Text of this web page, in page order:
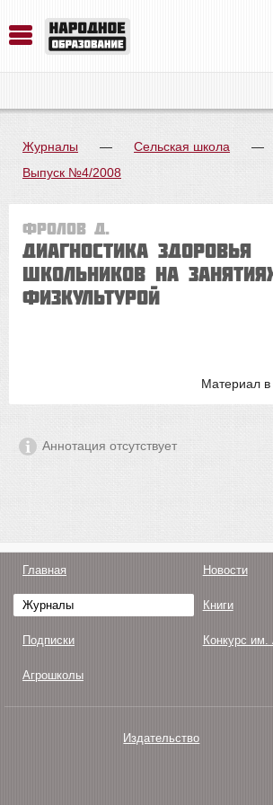
Журналы — Сельская школа
—
Выпуск №4/2008
Фролов Д.
Диагностика здоровья
школьников на
физкультурой
Материал в
Аннотация отсутствует
Главная Новости
Журналы Книги
Подписки Конкурс
Агрошколы
Издательство